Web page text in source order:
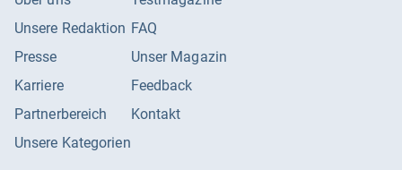
Unsere Redaktion
Presse
Karriere
Partnerbereich
Unsere Kategorien
FAQ
Unser Magazin
Feedback
Kontakt